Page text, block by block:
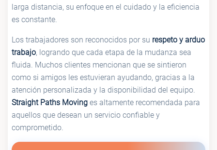
larga distancia, su enfoque en el cuidado y la eficiencia
es constante.
Los trabajadores son reconocidos por su respeto y arduo
trabajo, logrando que cada etapa de la mudanza sea
fluida. Muchos clientes mencionan que se sintieron
como si amigos les estuvieran ayudando, gracias a la
atención personalizada y la disponibilidad del equipo.
Straight Paths Moving es altamente recomendada para
aquellos que desean un servicio confiable y
comprometido.